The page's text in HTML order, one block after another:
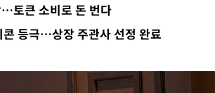
파악 중"
"
토큰 소비로 돈 번다
등극…상장 주관사 선정 완료